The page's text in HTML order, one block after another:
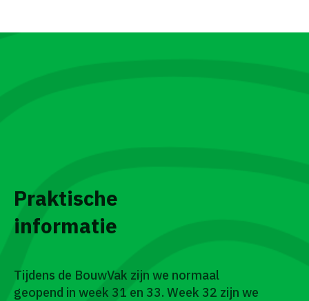
Praktische
informatie
Tijdens de BouwVak zijn we normaal
geopend in week 31 en 33. Week 32 zijn we